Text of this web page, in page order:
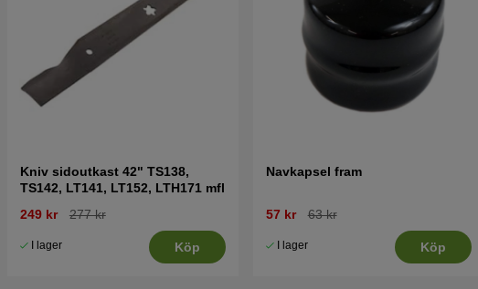
Kniv sidoutkast 42" TS138,
TS142, LT141, LT152, LTH171 mfl
249 kr
277 kr
I lager Köp
Navkapsel fram
57 kr 63 kr
I lager Köp